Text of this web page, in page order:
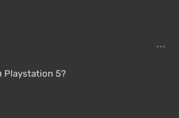
Playstation 5?